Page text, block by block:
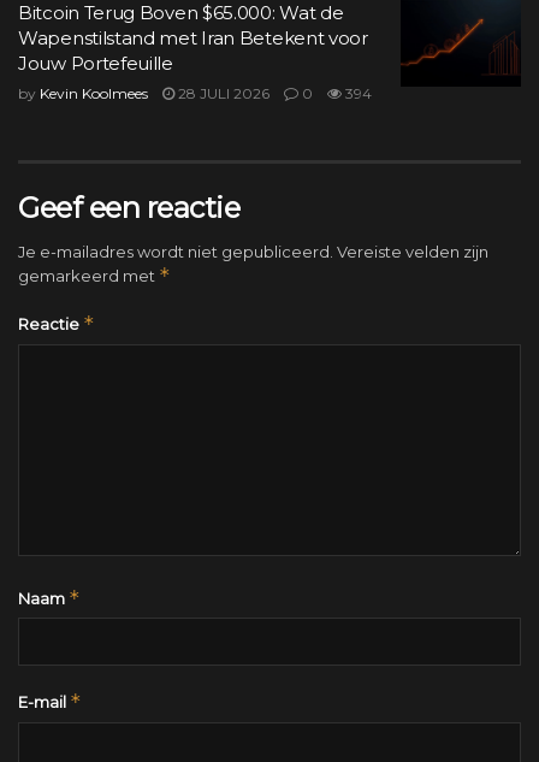
Bitcoin Terug Boven $65.000: Wat de
Wapenstilstand met Iran Betekent voor
Jouw Portefeuille
by Kevin Koolmees 28 JULI 2026 0 394
Geef een reactie
Je e-mailadres wordt niet gepubliceerd. Vereiste velden zijn
gemarkeerd met *
Reactie *
Naam *
E-mail *